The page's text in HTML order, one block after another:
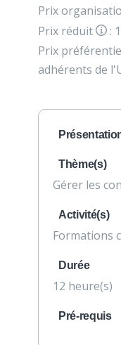
Prix
Prix réduit
:
Prix
adhérents de
Thème(s)
Gérer les
Activité(s)
Formations
Durée
12 heure(s)
Pré-requis